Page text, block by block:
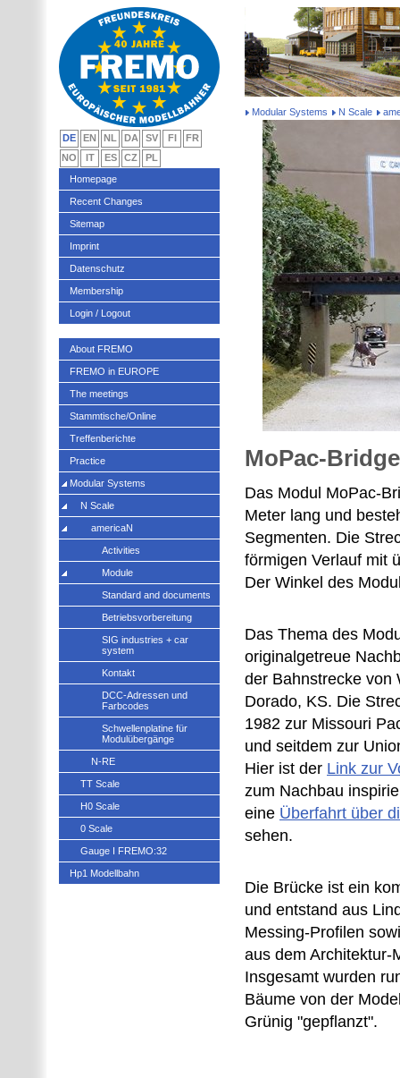
Modular Systems N Scale
MoPac-Bridge
Das Modul MoPac-
Meter lang und
Segmenten. Die
förmigen Verlauf mit
Der Winkel des
Das Thema des
originalgetreue
der Bahnstrecke von
Dorado, KS. Die
1982 zur Missouri
und seitdem zur
Hier ist der Link zur
zum Nachbau
eine Überfahrt über
sehen.
Die Brücke ist ein
und entstand aus
Messing-Profilen
aus dem Architektur-
Insgesamt wurden
Bäume von der
Grünig "gepflanzt".
DE EN NL DA SV FI
FR
NO
IT ES CZ
PL
Homepage
Recent Changes
Sitemap
Imprint
Datenschutz
Membership
Login / Logout
About FREMO
FREMO in EUROPE
The meetings
Stammtische/Online
Treffenberichte
Practice
Modular Systems
N Scale
americaN
Activities
Module
Standard and documents
Betriebsvorbereitung
SIG industries + car
system
Kontakt
DCC-Adressen und
Farbcodes
Schwellenplatine für
Modulübergänge
N-RE
TT Scale
H0 Scale
0 Scale
Gauge I FREMO:32
Hp1 Modellbahn